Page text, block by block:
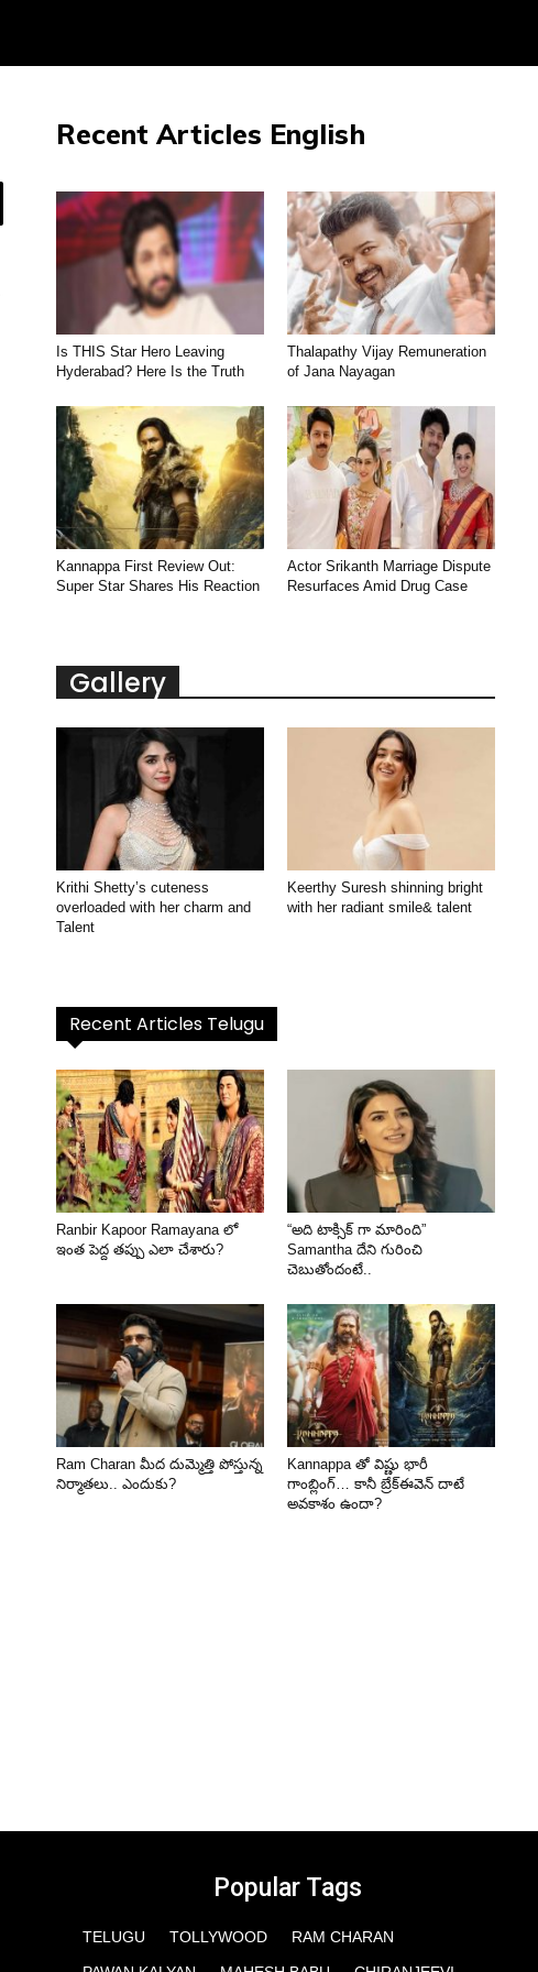
Recent Articles English
Is THIS Star Hero Leaving
Hyderabad? Here Is the Truth
Thalapathy Vijay Remuneration
of Jana Nayagan
Kannappa First Review Out:
Super Star Shares His Reaction
Actor Srikanth Marriage Dispute
Resurfaces Amid Drug Case
Gallery
Krithi Shetty’s cuteness
overloaded with her charm and
Talent
Keerthy Suresh shinning bright
with her radiant smile& talent
Recent Articles Telugu
Ranbir Kapoor Ramayana లో
ఇంత పెద్ద తప్పు ఎలా చేశారు?
“అది టాక్సిక్ గా మారింది”
Samantha దేని గురించి
చెబుతోందంటే..
Ram Charan మీద దుమ్మెత్తి పోస్తున్న
నిర్మాతలు.. ఎందుకు?
Kannappa తో విష్ణు భారీ
గాంబ్లింగ్… కానీ బ్రేక్‌ఈవెన్ దాటే
అవకాశం ఉందా?
Popular Tags
TELUGU TOLLYWOOD
RAM CHARAN